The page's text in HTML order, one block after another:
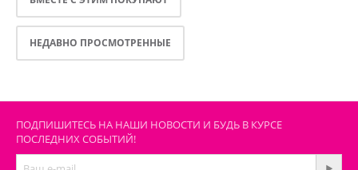
НЕДАВНО ПРОСМОТРЕННЫЕ
ПОДПИШИТЕСЬ НА НАШИ НОВОСТИ И БУДЬ В КУРСЕ
ПОСЛЕДНИХ СОБЫТИЙ!